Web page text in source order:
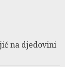
na djedovini